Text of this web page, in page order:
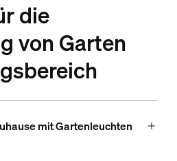
die
von Garten
mit Gartenleuchten